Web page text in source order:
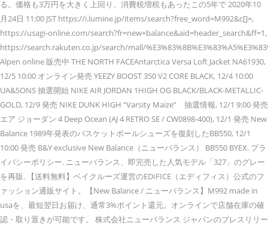
る。価格も3万円を大きく上回り、消費税増税もあったこの5年で 2020年10
月24日 11:00 JST https://i.lumine.jp/items/search?free_word=M992&c[]=,
https://usagi-online.com/search?fr=new+balance&aid=header_search&ff=1,
https://search.rakuten.co.jp/search/mall/
Alpen online 販売中 THE NORTH FACEAntarctica Versa Loft Jacket NA61930,
12/5 10:00 オンライン発売 YEEZY BOOST 350 V2 CORE BLACK, 12/4 10:00
UA&SONS 抽選開始 NIKE AIR JORDAN 1HIGH OG BLACK/BLACK-METALLIC-
GOLD, 12/9 発売 NIKE DUNK HIGH “Varsity Maize” 抽選情報, 12/1 9:00 発売
エア ジョーダン 4 Deep Ocean (AJ 4 RETRO SE / CW0898-400), 12/1 発売 New
Balance 1989年発表のバスケットボールシューズを復刻したBB550, 12/1
10:00 発売 B&Y exclusive New Balance（ニューバランス） BB550 BYEX. プラ
イバシーポリシー. ニューバランス、即完売した人気モデル「327」のグレー
を再販. 【送料無料】ベイクルーズ運営のEDIFICE（エディフィス）公式のフ
ァッション通販サイト。【New Balance / ニューバランス】M992 made in
usaを、最短翌日お届け、通常3%ポイント還元。オンラインで店舗在庫の確
認・取り置きが可能です。 株式会社ニューバランス ジャパンのプレスリリー